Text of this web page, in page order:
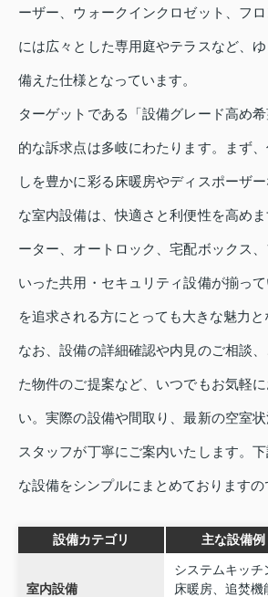
ーザー、ウォークインクロゼット、フ
には広々とした専用庭やテラスなど、
備えた仕様となっています。
ターゲットである「設備グレード高め
的な訴求点は多岐にわたります。まず
しを豊かに彩る床暖房やディスポーザ
な室内設備は、快適さと利便性を高め
ーター、オートロック、宅配ボックス
いった共用・セキュリティ設備が揃っ
を追求される方にとっても大きな魅力と
なお、設備の詳細確認や内見のご相談
た物件のご提案など、いつでもお気軽
い。実際の設備や間取り、最新の空室
スタッフが丁寧にご案内いたします。
な設備をシンプルにまとめておりますの
設備カテゴリ 主な設備例
室内設備
システムキッチ
床暖房、追焚機